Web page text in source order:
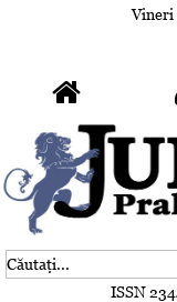
Vineri
ISSN